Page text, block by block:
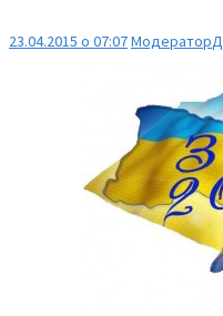
23.04.2015 о 07:07Модератор